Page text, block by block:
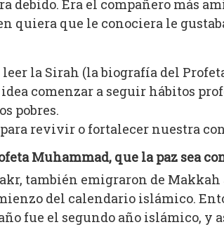
debido. Era el compañero más
quiera que le conociera le
la Sirah (la biografía del
comenzar a seguir hábitos
pobres.
revivir o fortalecer nuestra
Muhammad, que la paz sea
también emigraron de
del calendario islámico.
fue el segundo año islámico, y